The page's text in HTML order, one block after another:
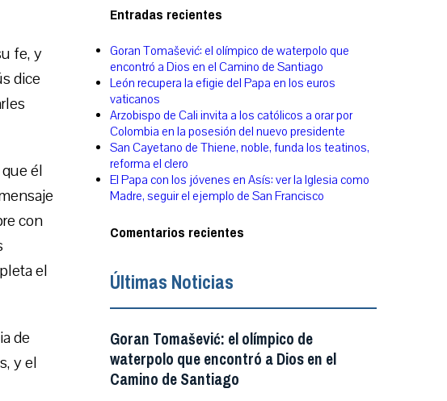
fe, y
dice
él
con
el
de
y el
Entradas recientes
Goran Tomašević: el olímpico de waterpolo que
encontró a Dios en el Camino de Santiago
León recupera la efigie del Papa en los euros
vaticanos
Arzobispo de Cali invita a los católicos a orar por
Colombia en la posesión del nuevo presidente
San Cayetano de Thiene, noble, funda los teatinos,
reforma el clero
El Papa con los jóvenes en Asís: ver la Iglesia como
Madre, seguir el ejemplo de San Francisco
Comentarios recientes
Últimas Noticias
Goran Tomašević: el olímpico de
waterpolo que encontró a Dios en el
Camino de Santiago